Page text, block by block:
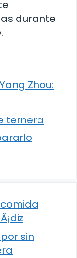
durante
Zhou:
ternera
sin